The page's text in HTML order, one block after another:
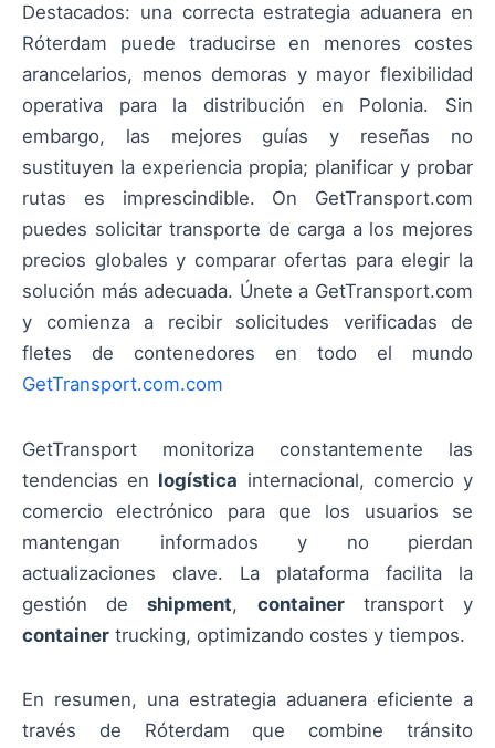
Destacados: una correcta estrategia aduanera en
Róterdam puede traducirse en menores costes
arancelarios, menos demoras y mayor flexibilidad
operativa para la distribución en Polonia. Sin
embargo, las mejores guías y reseñas no
sustituyen la experiencia propia; planificar y probar
rutas es imprescindible. On GetTransport.com
puedes solicitar transporte de carga a los mejores
precios globales y comparar ofertas para elegir la
solución más adecuada. Únete a GetTransport.com
y comienza a recibir solicitudes verificadas de
fletes de contenedores en todo el mundo
GetTransport.com.com
GetTransport monitoriza constantemente las
tendencias en logística internacional, comercio y
comercio electrónico para que los usuarios se
mantengan informados y no pierdan
actualizaciones clave. La plataforma facilita la
gestión deshipment, containertransport y
container trucking, optimizando costes y tiempos.
En resumen, una estrategia aduanera eficiente a
través de Róterdam que combine tránsito